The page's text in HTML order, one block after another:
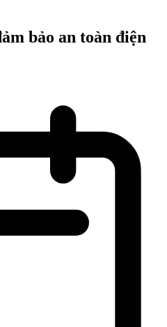
bảo an toàn điện